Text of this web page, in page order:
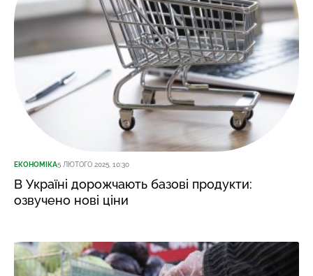
ЕКОНОМІКА5 ЛЮТОГО 2025, 10:30
В Україні дорожчають базові продукти:
озвучено нові ціни